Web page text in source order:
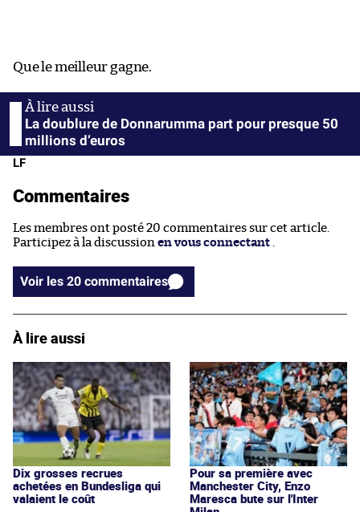
Que le meilleur gagne.
La doublure de Donnarumma part pour presque 50
millions d’euros
LF
Commentaires
Les membres ont posté 20 commentaires sur cet article.
Participez à la discussion en vous connectant
Voir les 20 commentaires
À lire aussi
Dix grosses recrues
achetées en Bundesliga qui
valaient le coût
Pour sa première avec
Manchester City, Enzo
Maresca bute sur l'Inter